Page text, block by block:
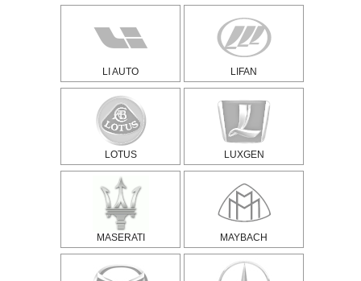
LI AUTO LIFAN
LOTUS LUXGEN
MASERATI MAYBACH